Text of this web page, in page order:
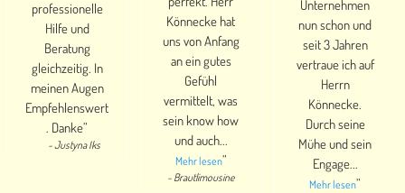
professionelle
Hilfe und
Beratung
gleichzeitig. In
meinen Augen
Empfehlenswert
. Danke”
-Justyna Iks
Könnecke hat
uns von Anfang
an ein gutes
Gefühl
vermittelt, was
sein know how
und auch...
Mehr lesen”
- Brautlimousine
Unternehmen
nun schon und
seit 3 Jahren
vertraue ich auf
Herrn
Könnecke.
Durch seine
Mühe und sein
Engage...
Mehr lesen”